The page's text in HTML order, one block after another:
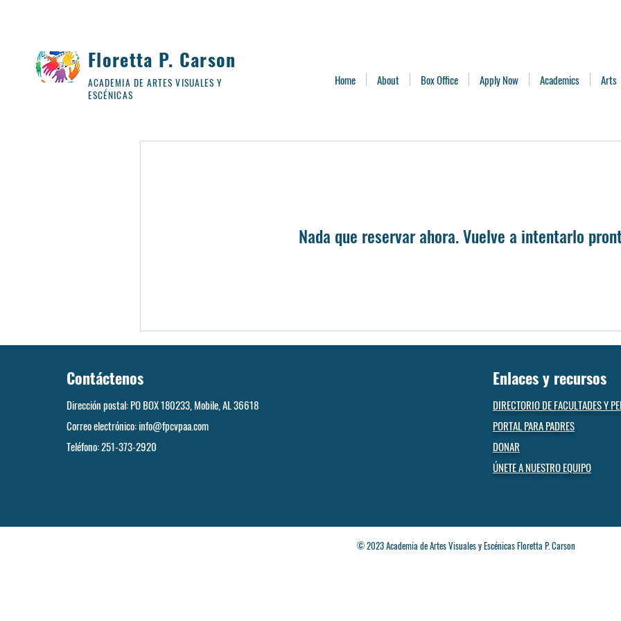
Floretta P. Carson
ACADEMIA DE ARTES VISUALES Y
ESCÉNICAS
Home About Box Office Apply Now Academics Arts
Nada que reservar ahora. Vuelve a intentarlo
Contáctenos
Dirección postal: PO BOX 180233, Mobile, AL 36618
Correo electrónico:info@fpcvpaa.com
Teléfono: 251-373-2920
Enlaces y recursos
DIRECTORIO DE FACULTADES Y
PORTAL PARA PADRES
DONAR
ÚNETE A NUESTRO EQUIPO
© 2023 Academia de Artes Visuales y Escénicas Floretta P. Carson